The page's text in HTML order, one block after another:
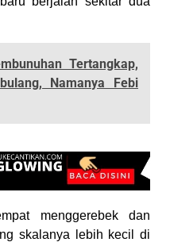
Tertangkap,
Namanya Febi
menggerebek dan
skalanya lebih kecil di